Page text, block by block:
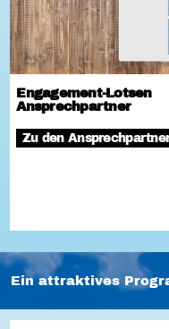
Engagement-Lotsen
Ansprechpartner
Zu den
Ein attraktives